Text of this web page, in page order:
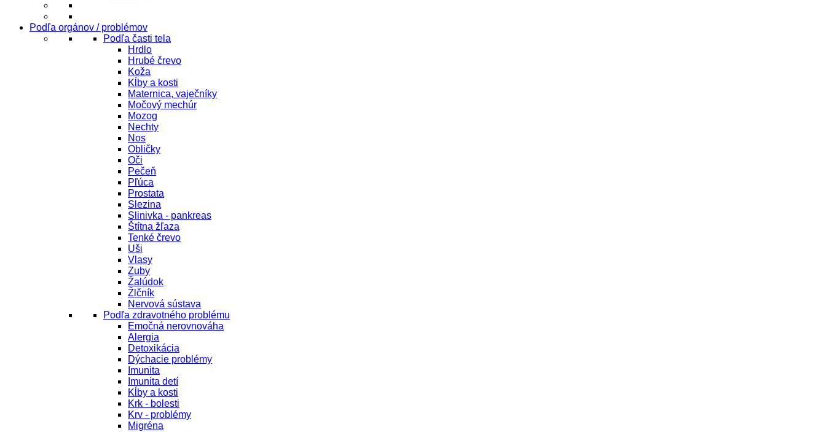
Podľa orgánov / problémov
Podľa časti tela
Hrdlo
Hrubé črevo
Koža
Kĺby a kosti
Maternica, vaječníky
Močový mechúr
Mozog
Nechty
Nos
Obličky
Oči
Pečeň
Pľúca
Prostata
Slezina
Slinivka - pankreas
Štítna žľaza
Tenké črevo
Uši
Vlasy
Zuby
Žalúdok
Žlčník
Nervová sústava
Podľa zdravotného problému
Emočná nerovnováha
Alergia
Detoxikácia
Dýchacie problémy
Imunita
Imunita detí
Kĺby a kosti
Krk - bolesti
Krv - problémy
Migréna